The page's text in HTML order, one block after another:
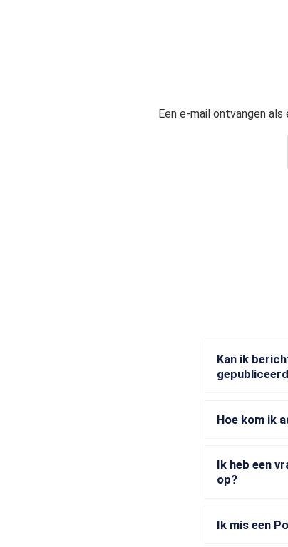
Een e-mail ontvangen
Kan ik
Hoe kom ik
Ik heb een
op?
Ik mis een